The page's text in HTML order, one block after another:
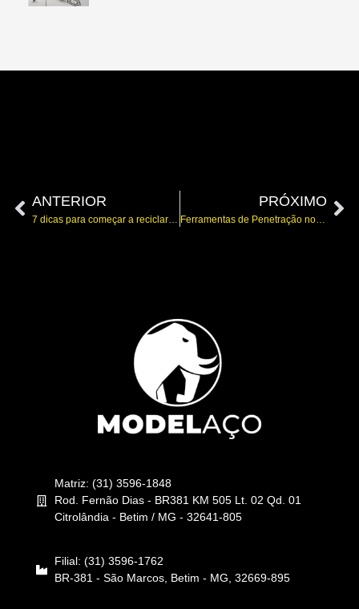
ANTERIOR PRÓXIMO
Ferramentas de Penetração no solo: Principais utilidades
Matriz: (31) 3596-1848
Rod. Fernão Dias - BR381 KM 505 Lt. 02 Qd. 01
Citrolândia - Betim / MG - 32641-805
Filial: (31) 3596-1762
BR-381 - São Marcos, Betim - MG, 32669-895